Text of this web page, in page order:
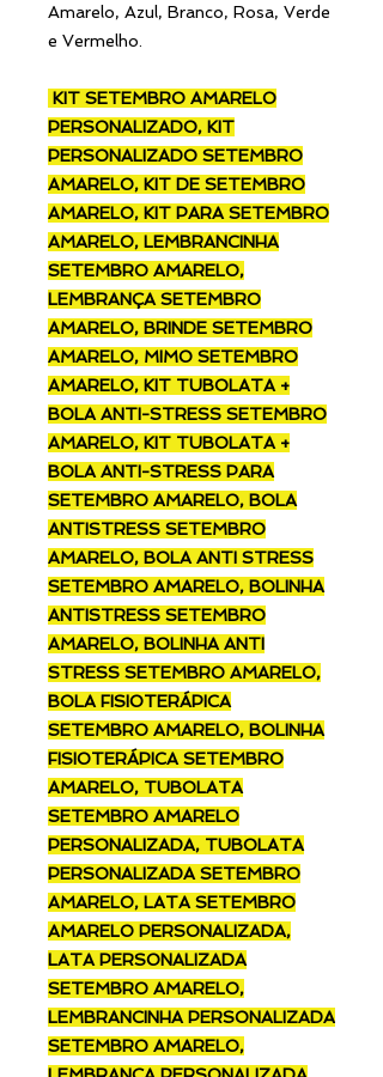
Amarelo, Azul, Branco, Rosa, Verde
e Vermelho.
KIT SETEMBRO AMARELO
PERSONALIZADO, KIT
PERSONALIZADO SETEMBRO
AMARELO, KIT DE SETEMBRO
AMARELO, KIT PARA SETEMBRO
AMARELO, LEMBRANCINHA
SETEMBRO AMARELO,
LEMBRANÇA SETEMBRO
AMARELO, BRINDE SETEMBRO
AMARELO, MIMO SETEMBRO
AMARELO, KIT TUBOLATA +
BOLA ANTI-STRESS SETEMBRO
AMARELO, KIT TUBOLATA +
BOLA ANTI-STRESS PARA
SETEMBRO AMARELO, BOLA
ANTISTRESS SETEMBRO
AMARELO, BOLA ANTI STRESS
SETEMBRO AMARELO, BOLINHA
ANTISTRESS SETEMBRO
AMARELO, BOLINHA ANTI
STRESS SETEMBRO AMARELO,
BOLA FISIOTERÁPICA
SETEMBRO AMARELO, BOLINHA
FISIOTERÁPICA SETEMBRO
AMARELO, TUBOLATA
SETEMBRO AMARELO
PERSONALIZADA, TUBOLATA
PERSONALIZADA SETEMBRO
AMARELO, LATA SETEMBRO
AMARELO PERSONALIZADA,
LATA PERSONALIZADA
SETEMBRO AMARELO,
LEMBRANCINHA PERSONALIZADA
SETEMBRO AMARELO,